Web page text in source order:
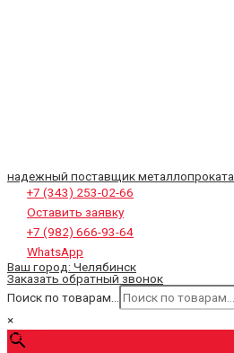
надежный поставщик металлопроката
+7 (343) 253-02-66
Оставить заявку
+7 (982) 666-93-64
WhatsApp
Ваш город: Челябинск
Заказать обратный звонок
Поиск по товарам...
×
0₽